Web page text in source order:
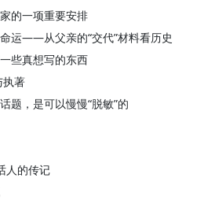
的一项重要安排
运——从父亲的“交代”材料看历史
些真想写的东西
执著
题，是可以慢慢“脱敏”的
人的传记